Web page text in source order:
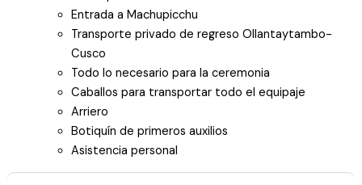
Entrada a Machupicchu
Transporte privado de regreso Ollantaytambo-
Cusco
Todo lo necesario para la ceremonia
Caballos para transportar todo el equipaje
Arriero
Botiquín de primeros auxilios
Asistencia personal